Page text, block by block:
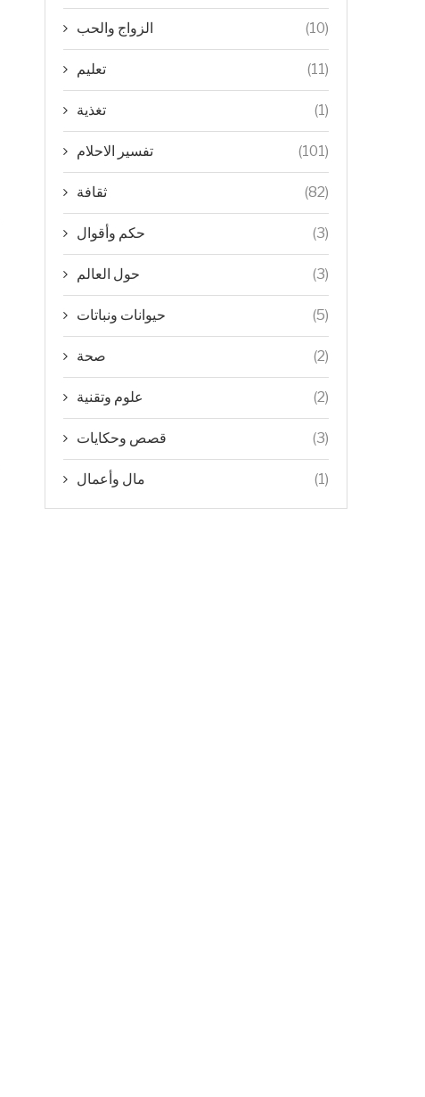
الزواج والحب (10)
تعليم (11)
تغذية (1)
تفسير الاحلام (101)
ثقافة (82)
حكم وأقوال (3)
حول العالم (3)
حيوانات ونباتات (5)
صحة (2)
علوم وتقنية (2)
قصص وحكايات (3)
مال وأعمال (1)